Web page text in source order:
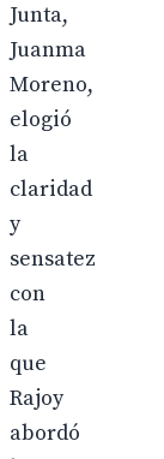
Junta,
Juanma
Moreno,
elogió
la
claridad
y
sensatez
con
la
que
Rajoy
abordó